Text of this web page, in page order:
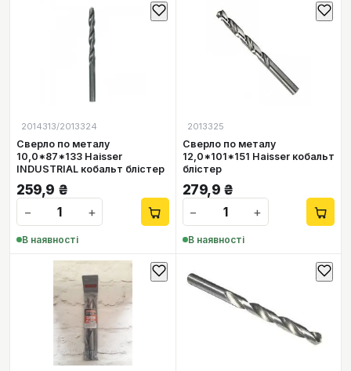
2014313/2013324
Сверло по металу
10,0*87*133 Haisser
INDUSTRIAL кобальт блістер
259,9 ₴
−
+
В наявності
2013325
Сверло по металу
12,0*101*151 Haisser кобальт
блістер
279,9 ₴
−
+
В наявності